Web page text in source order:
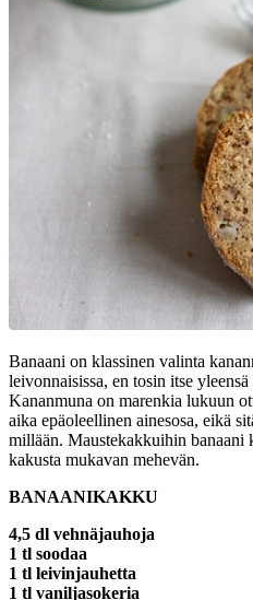
Banaani on klassinen valinta
leivonnaisissa, en tosin itse
Kananmuna on marenkia lukuun
aika epäoleellinen ainesosa, eikä
millään. Maustekakkuihin banaani
kakusta mukavan mehevän.
BANAANIKAKKU
4,5 dl vehnäjauhoja
1 tl soodaa
1 tl leivinjauhetta
1 tl vaniljasokeria